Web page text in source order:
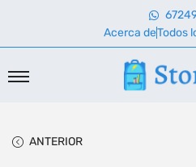
Acerca deTodos
ANTERIOR